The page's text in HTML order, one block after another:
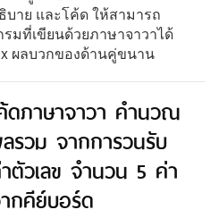
บาย และโค้ด ให้สามารถ
มที่เขียนด้วยภาษาจาวาได้
x ผลบวกของด้านคู่ขนาน
ดภาษาจาวา คำนวณ
รวม จากการวนรับ
ตัวเลข จำนวน 5 ค่า
กคีย์บอร์ด